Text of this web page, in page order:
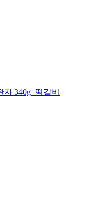
자 340g+떡갈비